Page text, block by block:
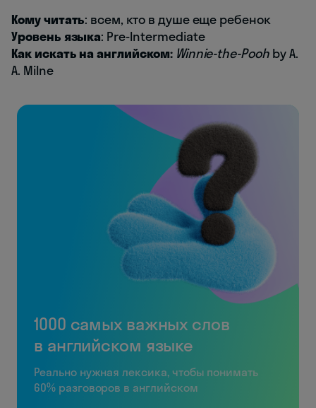
Кому читать: всем, кто в душе еще ребенок
Уровень языка: Pre-Intermediate
Как искать на английском: Winnie-the-Poohby A.
A. Milne
1000 самых важных слов
в английском языке
Реально нужная лексика, чтобы понимать
60% разговоров в английском